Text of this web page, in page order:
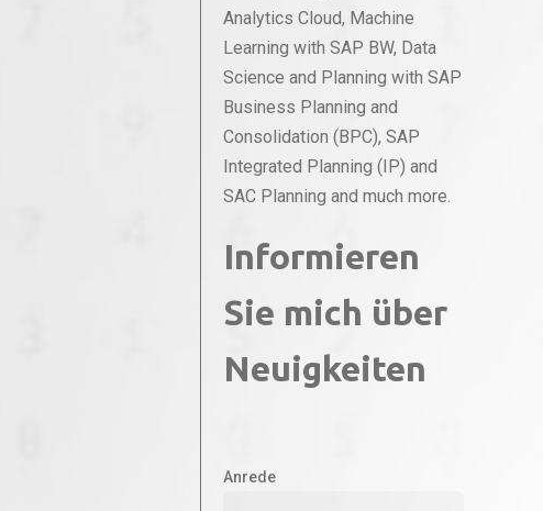
Analytics Cloud, Machine
Learning with SAP BW, Data
Science and Planning with SAP
Business Planning and
Consolidation (BPC), SAP
Integrated Planning (IP) and
SAC Planning and much more.
Informieren
Sie mich über
Neuigkeiten
Anrede